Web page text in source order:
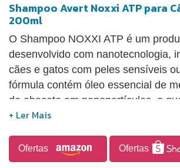
Shampoo Avert Noxxi ATP para
200ml
O Shampoo NOXXI ATP é um
desenvolvido com nanotecnologia,
cães e gatos com peles sensíveis
fórmula contém óleo essencial de
de abacate em nanopartículas, o
penetração dos ativos na pele,
uso, recomenda-se aplicar o
massagear suavemente, deixar agir
Ofertas Ofertas